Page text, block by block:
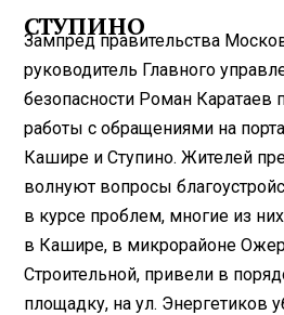
СТУПИНО
Зампред правительства
руководитель Главного
безопасности Роман Каратаев
работы с обращениями на
Кашире и Ступино. Жителей
волнуют вопросы
в курсе проблем, многие из
в Кашире, в микрорайоне
Строительной, привели в
площадку, на ул. Энергетиков